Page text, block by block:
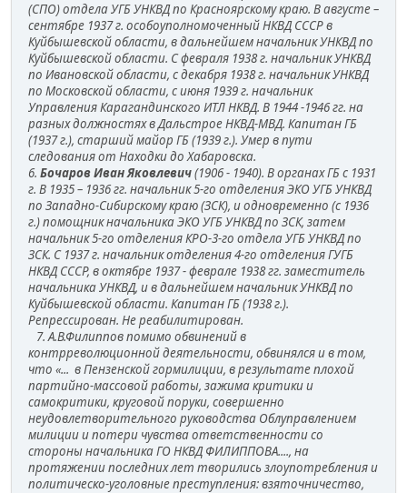
(СПО) отдела УГБ УНКВД по Красноярскому краю. В августе –
сентябре 1937 г. особоуполномоченный НКВД СССР в
Куйбышевской области, в дальнейшем начальник УНКВД по
Куйбышевской области. С февраля 1938 г. начальник УНКВД
по Ивановской области, с декабря 1938 г. начальник УНКВД
по Московской области, с июня 1939 г. начальник
Управления Карагандинского ИТЛ НКВД. В 1944 -1946 гг. на
разных должностях в Дальстрое НКВД-МВД. Капитан ГБ
(1937 г.), старший майор ГБ (1939 г.). Умер в пути
следования от Находки до Хабаровска.
6. Бочаров Иван Яковлевич(1906 - 1940). В органах ГБ с 1931
г. В 1935 – 1936 гг. начальник 5-го отделения ЭКО УГБ УНКВД
по Западно-Сибирскому краю (ЗСК), и одновременно (с 1936
г.) помощник начальника ЭКО УГБ УНКВД по ЗСК, затем
начальник 5-го отделения КРО-3-го отдела УГБ УНКВД по
ЗСК. С 1937 г. начальник отделения 4-го отделения ГУГБ
НКВД СССР, в октябре 1937 - феврале 1938 гг. заместитель
начальника УНКВД, и в дальнейшем начальник УНКВД по
Куйбышевской области. Капитан ГБ (1938 г.).
Репрессирован. Не реабилитирован.
7. А.В.Филиппов помимо обвинений в
контрреволюционной деятельности, обвинялся и в том,
что «... в Пензенской гормилиции, в результате плохой
партийно-массовой работы, зажима критики и
самокритики, круговой поруки, совершенно
неудовлетворительного руководства Облуправлением
милиции и потери чувства ответственности со
стороны начальника ГО НКВД ФИЛИППОВА...., на
протяжении последних лет творились злоупотребления и
политическо-уголовные преступления: взяточничество,